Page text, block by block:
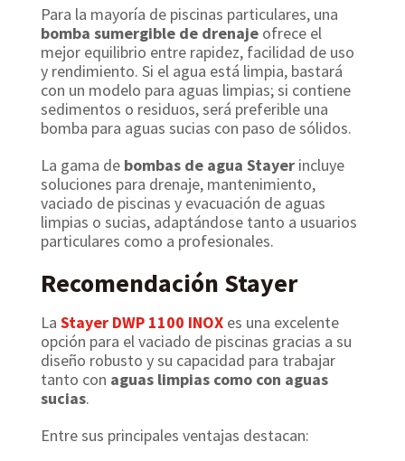
Para la mayoría de piscinas particulares, una
bomba sumergible de drenaje ofrece el
mejor equilibrio entre rapidez, facilidad de uso
y rendimiento. Si el agua está limpia, bastará
con un modelo para aguas limpias; si contiene
sedimentos o residuos, será preferible una
bomba para aguas sucias con paso de sólidos.
La gama de bombas de agua Stayer incluye
soluciones para drenaje, mantenimiento,
vaciado de piscinas y evacuación de aguas
limpias o sucias, adaptándose tanto a usuarios
particulares como a profesionales.
Recomendación Stayer
La Stayer DWP 1100 INOX es una excelente
opción para el vaciado de piscinas gracias a su
diseño robusto y su capacidad para trabajar
tanto con aguas limpias como con aguas
sucias.
Entre sus principales ventajas destacan: